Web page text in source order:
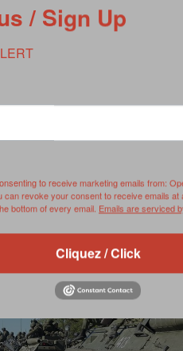
COMMANDE
demande auprès de la
de contre-mesures de missiles
/ Sign Up
to receive marketing emails from:
can revoke your consent to receive emails at
bottom of every email. Emails are serviced
Cliquez / Click